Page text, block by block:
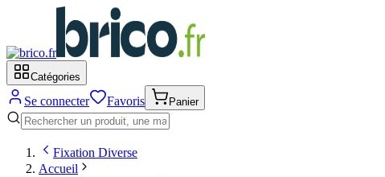
Catégories
Se connecter Favoris Panier
Fixation Diverse
Accueil